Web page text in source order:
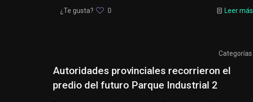
¿Te gusta? 0 Leer más
Categorías
Autoridades provinciales recorrieron el
predio del futuro Parque Industrial 2